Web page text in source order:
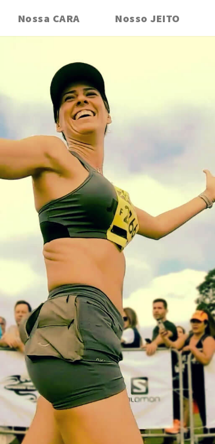
Nossa CARA Nosso JEITO